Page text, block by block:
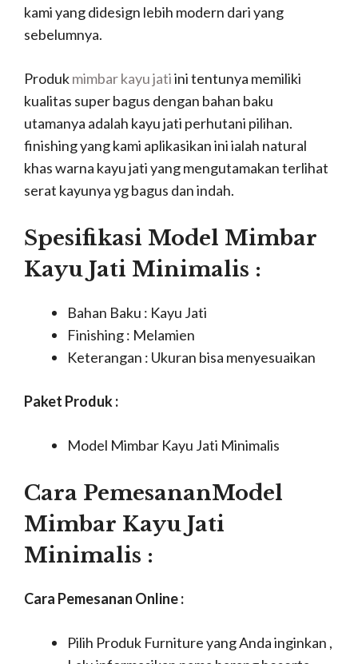
kami yang didesign lebih modern dari yang
sebelumnya.
Produkmimbar kayu jatiini tentunya memiliki
kualitas super bagus dengan bahan baku
utamanya adalah kayu jati perhutani pilihan.
finishing yang kami aplikasikan ini ialah natural
khas warna kayu jati yang mengutamakan terlihat
serat kayunya yg bagus dan indah.
Spesifikasi Model Mimbar
Kayu Jati Minimalis :
Bahan Baku : Kayu Jati
Finishing : Melamien
Keterangan : Ukuran bisa menyesuaikan
Paket Produk :
Model Mimbar Kayu Jati Minimalis
Cara PemesananModel
Mimbar Kayu Jati
Minimalis :
Cara Pemesanan Online :
Pilih Produk Furniture yang Anda inginkan ,